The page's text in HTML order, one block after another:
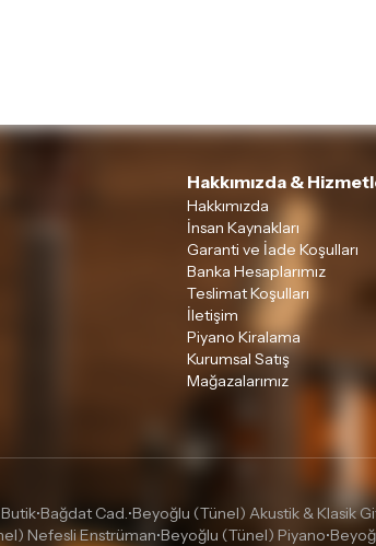
Hakkımızda &
Hakkımızda
İnsan Kaynakları
Garanti ve İade Koşulları
Banka Hesaplarımız
Teslimat Koşulları
İletişim
Piyano Kiralama
Kurumsal Satış
Mağazalarımız
•Bağdat Cad.•Beyoğlu (Tünel) Akustik & Klasik
Nefesli Enstrüman•Beyoğlu (Tünel) Piyano•